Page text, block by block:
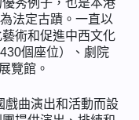
秀例子，也是本港
法定古蹟。一直以
術和促進中西文化
個座位）、劇院
覽館。
戲曲演出和活動而設